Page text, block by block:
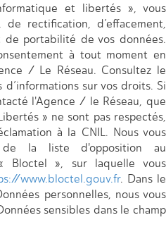
et libertés », vous
rectification, d’effacement,
portabilité de vos données.
à tout moment en
/ Le Réseau. Consultez le
d’informations sur vos droits. Si
l'Agence / le Réseau, que
» ne sont pas respectés,
à la CNIL. Nous vous
de la liste d'opposition au
Bloctel », sur laquelle vous
www.bloctel.gouv.fr. Dans le
personnelles, nous vous
sensibles dans le champ